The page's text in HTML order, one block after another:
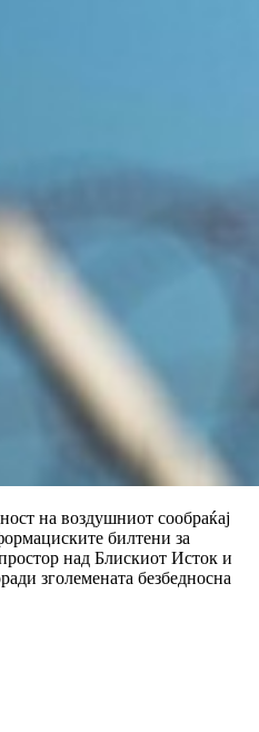
на воздушниот сообраќај
билтени за
над Блискиот Исток и
зголемената безбедносна